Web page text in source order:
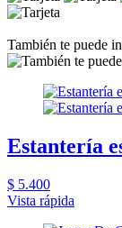
También te puede
Estantería
$ 5.400
Vista rápida